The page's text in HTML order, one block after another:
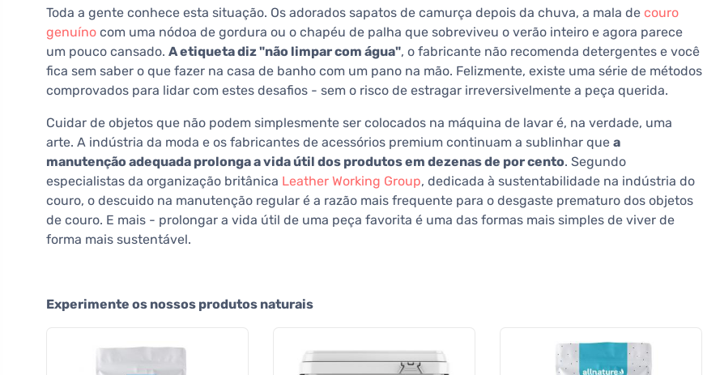
Toda a gente conhece esta situação. Os adorados sapatos de camurça depois da chuva, a mala de couro
genuíno com uma nódoa de gordura ou o chapéu de palha que sobreviveu o verão inteiro e agora parece
um pouco cansado. A etiqueta diz "não limpar com água", o fabricante não recomenda detergentes e você
fica sem saber o que fazer na casa de banho com um pano na mão. Felizmente, existe uma série de métodos
comprovados para lidar com estes desafios - sem o risco de estragar irreversivelmente a peça querida.
Cuidar de objetos que não podem simplesmente ser colocados na máquina de lavar é, na verdade, uma
arte. A indústria da moda e os fabricantes de acessórios premium continuam a sublinhar que a
manutenção adequada prolonga a vida útil dos produtos em dezenas de por cento. Segundo
especialistas da organização britânica Leather Working Group, dedicada à sustentabilidade na indústria do
couro, o descuido na manutenção regular é a razão mais frequente para o desgaste prematuro dos objetos
de couro. E mais - prolongar a vida útil de uma peça favorita é uma das formas mais simples de viver de
forma mais sustentável.
Experimente os nossos produtos naturais